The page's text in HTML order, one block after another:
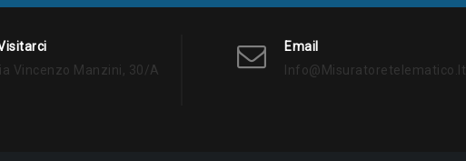
Vincenzo Manzini, 30/a
Email
Info@misuratoretelematico.it